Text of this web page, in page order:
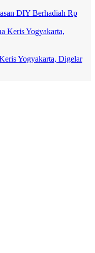
DIY Berhadiah Rp
Yogyakarta, Digelar